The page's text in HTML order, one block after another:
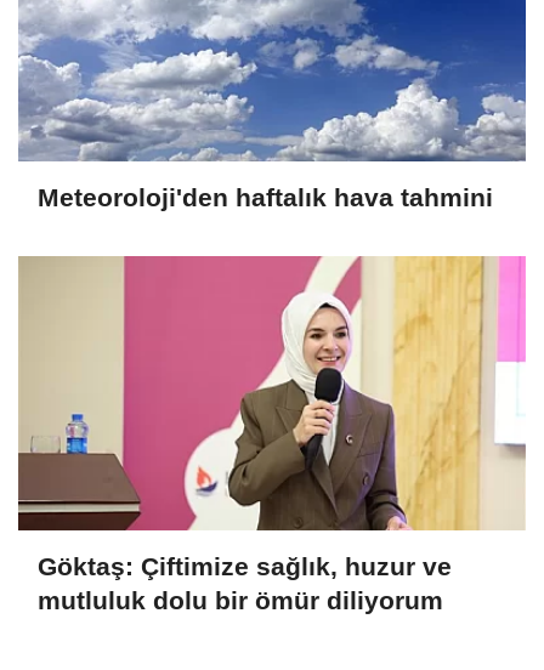
Meteoroloji'den haftalık hava tahmini
Göktaş: Çiftimize sağlık, huzur ve
mutluluk dolu bir ömür diliyorum